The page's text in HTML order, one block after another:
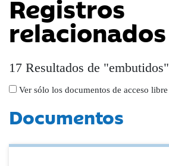
Registros
relacionados
17 Resultados de "embutidos"
Ver sólo los documentos de acceso libre
Documentos